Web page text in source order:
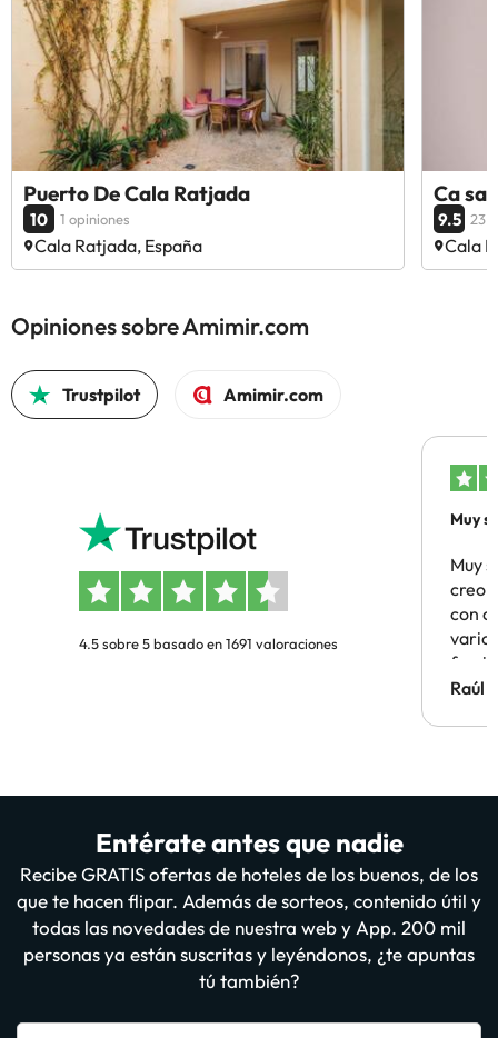
Puerto De Cala Ratjada
10 1 opiniones
Cala Ratjada, España
Ca sa
9.5 23
Cala
Opiniones sobre Amimir.com
Trustpilot Amimir.com
4.5 sobre 5 basado en 1691 valoraciones
Muy
Muy
creo
con
Hotel
Raúl
Entérate antes que nadie
Recibe GRATIS ofertas de hoteles de los buenos, de los
que te hacen flipar. Además de sorteos, contenido útil y
todas las novedades de nuestra web y App. 200 mil
personas ya están suscritas y leyéndonos, ¿te apuntas
tú también?